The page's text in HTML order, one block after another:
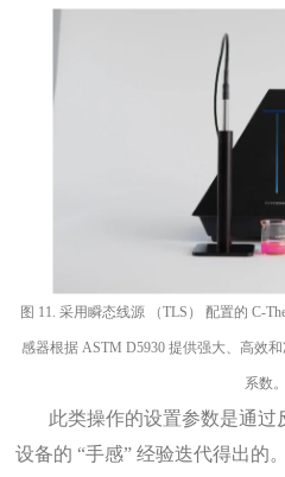
图 11.采用瞬态线源 （TLS） 配置的 C-
感器根据 ASTM D5930 提供强大、高效
系数。
此类操作的设置参数是通
设备的 “手感” 经验迭代得出的